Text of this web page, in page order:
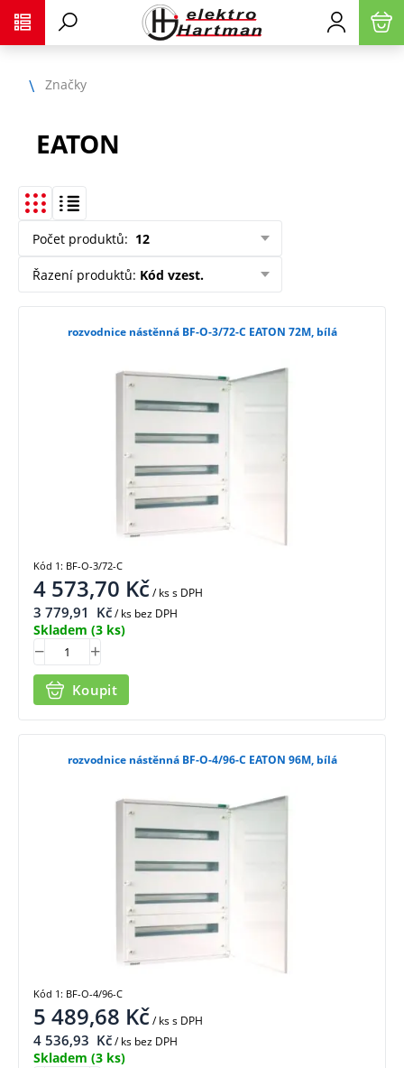
Značky
EATON
Počet produktů: 12
Řazení produktů: Kód vzest.
rozvodnice nástěnná BF-O-3/72-C EATON 72M, bílá
4 573,70 Kč/ kss DPH
3 779,91 Kč/ ks bez DPH
Skladem (3 ks)
Koupit
Kód 1: BF-O-3/72-C
rozvodnice nástěnná BF-O-4/96-C EATON 96M, bílá
5 489,68 Kč/ kss DPH
4 536,93 Kč/ ks bez DPH
Skladem (3 ks)
Kód 1: BF-O-4/96-C